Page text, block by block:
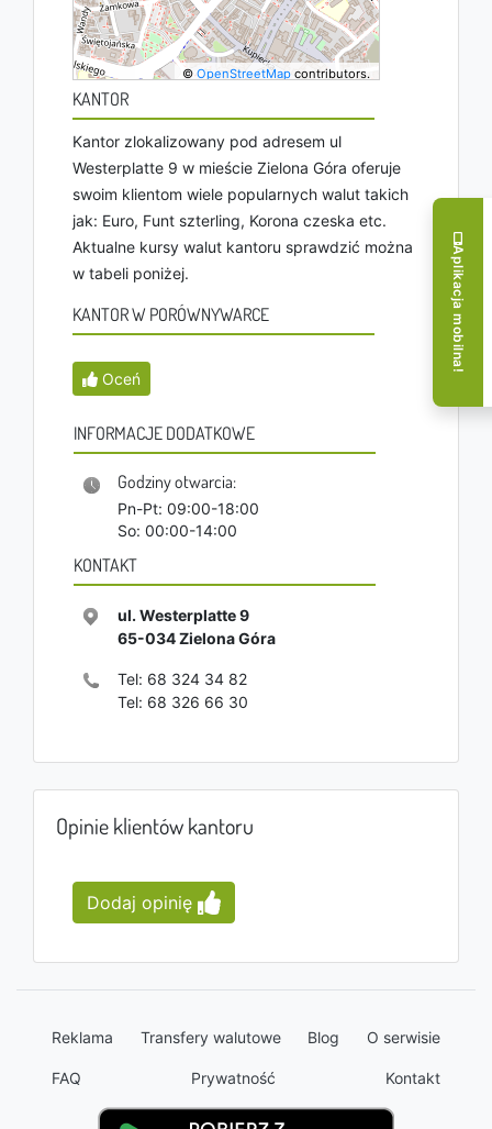
©OpenStreetMap contributors.
KANTOR
Kantor zlokalizowany pod adresem ul
Westerplatte 9 w mieście Zielona Góra oferuje
swoim klientom wiele popularnych walut takich
jak: Euro, Funt szterling, Korona czeska etc.
Aktualne kursy walut kantoru sprawdzić można
w tabeli poniżej.
KANTOR W PORÓWNYWARCE
Oceń
INFORMACJE DODATKOWE
Godziny otwarcia:
Pn-Pt: 09:00-18:00
So: 00:00-14:00
KONTAKT
ul. Westerplatte 9
65-034Zielona Góra
Tel: 68 324 34 82
Tel: 68 326 66 30
Opinie klientów kantoru
Dodaj opinię
Reklama Transfery walutowe Blog O serwisie
FAQ Prywatność Kontakt
Aplikacja mobilna!